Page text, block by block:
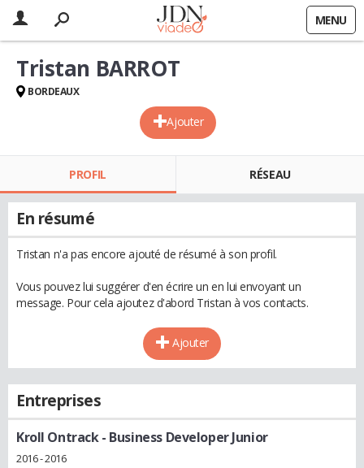
MENU
Ajouter
Tristan BARROT
BORDEAUX
PROFIL RÉSEAU
En résumé
Tristan n'a pas encore ajouté de résumé à son profil.
Vous pouvez lui suggérer d'en écrire un en lui envoyant un
message. Pour cela ajoutez d'abord Tristan à vos contacts.
Ajouter
Entreprises
Kroll Ontrack- Business Developer Junior
2016 - 2016